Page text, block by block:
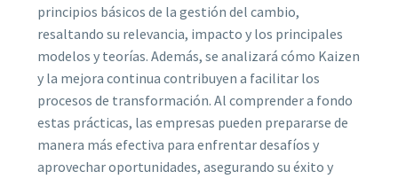
principios básicos de la gestión del cambio,
resaltando su relevancia, impacto y los principales
modelos y teorías. Además, se analizará cómo Kaizen
y la mejora continua contribuyen a facilitar los
procesos de transformación. Al comprender a fondo
estas prácticas, las empresas pueden prepararse de
manera más efectiva para enfrentar desafíos y
aprovechar oportunidades, asegurando su éxito y